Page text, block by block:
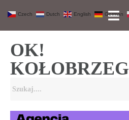
OK!
KOŁOBRZEG
Czech Dutch English German